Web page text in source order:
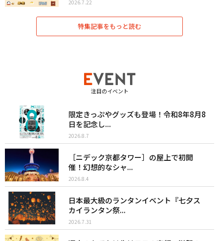
2026.7.22
特集記事をもっと読む
注目のイベント
限定きっぷやグッズも登場！令和8年8月8
日を記念し...
2026.8.7
［ニデック京都タワー］の屋上で初開
催！幻想的なシャ...
2026.8.4
日本最大級のランタンイベント『七夕ス
カイランタン祭...
2026.7.31